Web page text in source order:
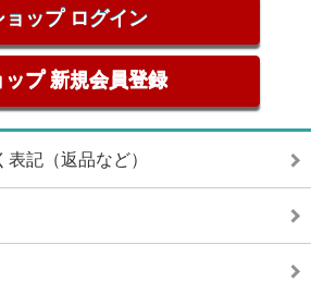
ョップ ログイン
ップ 新規会員登録
記（返品など）